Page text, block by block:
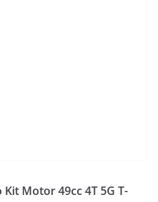
Motor 49cc 4T 5G T-